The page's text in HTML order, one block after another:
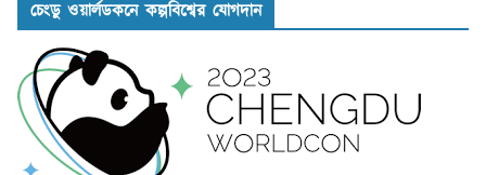
চেংডু ওয়ার্লডকনে কল্পবিশ্বের যোগদান